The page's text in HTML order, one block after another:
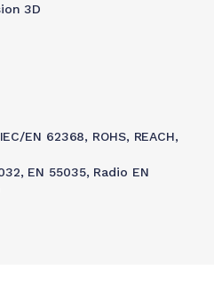
3D
EN 62368, ROHS, REACH,
EN 55035, Radio EN